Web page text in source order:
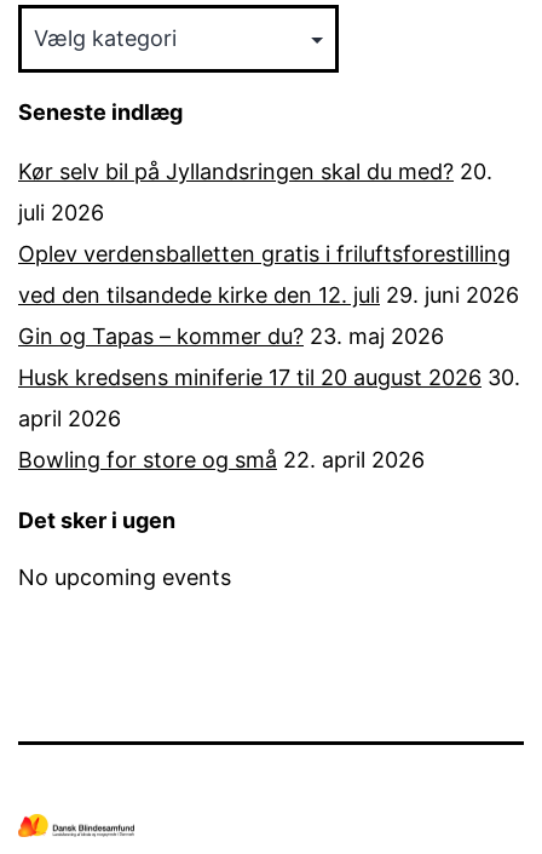
Seneste indlæg
Kør selv bil på Jyllandsringen skal du med? 20.
juli 2026
Oplev verdensballetten gratis i friluftsforestilling
ved den tilsandede kirke den 12. juli 29. juni 2026
Gin og Tapas – kommer du? 23. maj 2026
Husk kredsens miniferie 17 til 20 august 2026 30.
april 2026
Bowling for store og små 22. april 2026
Det sker i ugen
No upcoming events